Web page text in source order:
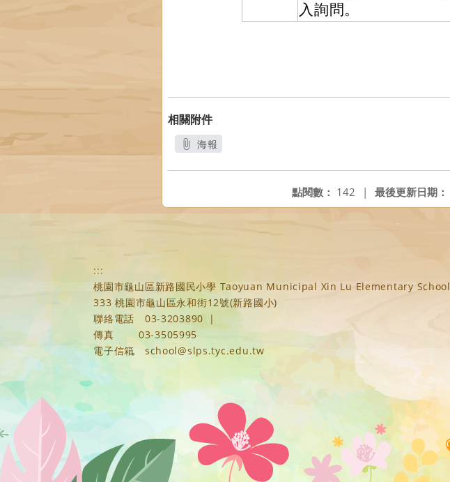
入詢問。
相關附件
海報
最後更新日期：
點閱數： 142 |
:::
桃園市龜山區新路國民小學 Taoyuan Municipal Xin Lu Elementary School
333 桃園市龜山區永和街12號(新路國小)
聯絡電話
03-3203890
|
傳真
03-3505995
電子信箱
school@slps.tyc.edu.tw